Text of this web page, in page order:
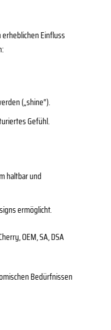
Einfluss
(„shine“).
Gefühl.
haltbar und
ermöglicht.
OEM, SA, DSA
Bedürfnissen